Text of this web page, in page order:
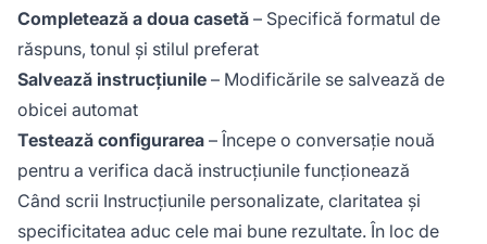
Completează a doua casetă – Specifică formatul de
răspuns, tonul și stilul preferat
Salvează instrucțiunile – Modificările se salvează de
obicei automat
Testează configurarea – Începe o conversație nouă
pentru a verifica dacă instrucțiunile funcționează
Când scrii Instrucțiunile personalizate, claritatea și
specificitatea aduc cele mai bune rezultate. În loc de